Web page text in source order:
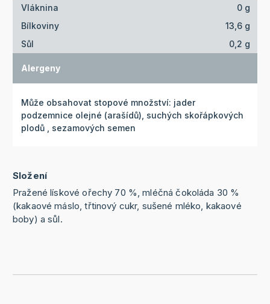
Vláknina
0 g
Bílkoviny
13,6 g
Sůl
0,2 g
Alergeny
Může obsahovat stopové množství: jader
podzemnice olejné (arašídů), suchých skořápkových
plodů , sezamových semen
Složení
Pražené lískové ořechy 70 %, mléčná čokoláda 30 %
(kakaové máslo, třtinový cukr, sušené mléko, kakaové
boby) a sůl.